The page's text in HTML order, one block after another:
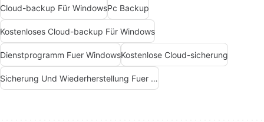
Cloud-backup Für WindowsPc Backup
Kostenloses Cloud-backup Für Windows
Dienstprogramm Fuer WindowsKostenlose Cloud-sicherung
Sicherung Und Wiederherstellung Fuer Windows 7